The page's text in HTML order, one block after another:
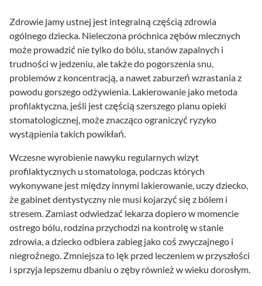
Zdrowie jamy ustnej jest integralną częścią zdrowia
ogólnego dziecka. Nieleczona próchnica zębów mlecznych
może prowadzić nie tylko do bólu, stanów zapalnych i
trudności w jedzeniu, ale także do pogorszenia snu,
problemów z koncentracją, a nawet zaburzeń wzrastania z
powodu gorszego odżywienia. Lakierowanie jako metoda
profilaktyczna, jeśli jest częścią szerszego planu opieki
stomatologicznej, może znacząco ograniczyć ryzyko
wystąpienia takich powikłań.
Wczesne wyrobienie nawyku regularnych wizyt
profilaktycznych u stomatologa, podczas których
wykonywane jest między innymi lakierowanie, uczy dziecko,
że gabinet dentystyczny nie musi kojarzyć się z bólem i
stresem. Zamiast odwiedzać lekarza dopiero w momencie
ostrego bólu, rodzina przychodzi na kontrolę w stanie
zdrowia, a dziecko odbiera zabieg jako coś zwyczajnego i
niegroźnego. Zmniejsza to lęk przed leczeniem w przyszłości
i sprzyja lepszemu dbaniu o zęby również w wieku dorosłym.